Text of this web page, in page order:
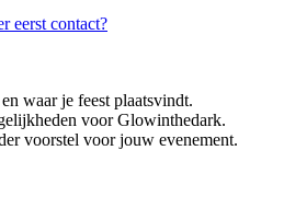
eerst contact?
waar je feest plaatsvindt.
voor Glowinthedark.
voorstel voor jouw evenement.